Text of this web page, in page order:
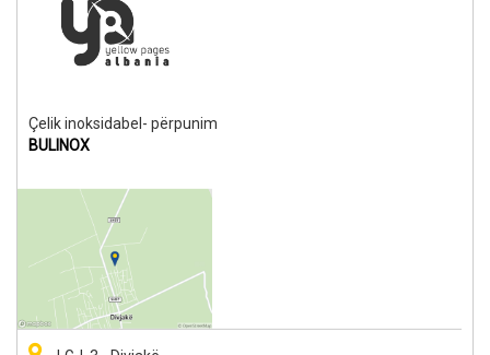
Çelik inoksidabel- përpunim
BULINOX